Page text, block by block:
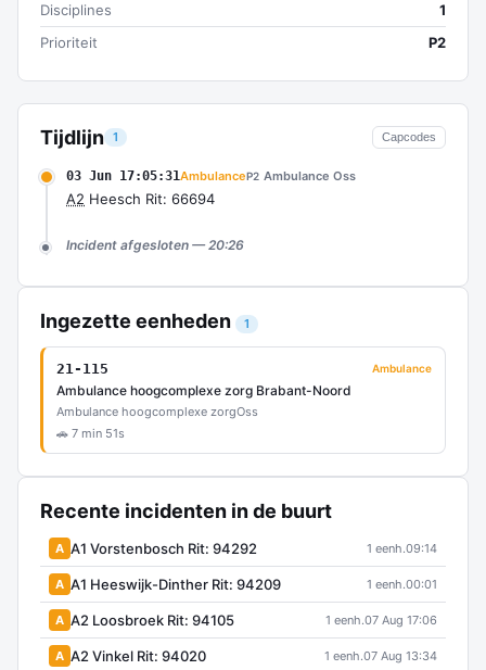
Tijdlijn 1 Capcodes
03 Jun 17:05:31AmbulanceP2 Ambulance Oss
A2 Heesch Rit: 66694
Incident afgesloten — 20:26
Ingezette eenheden 1
21-115 Ambulance
Ambulance hoogcomplexe zorg Brabant-Noord
Ambulance hoogcomplexe zorgOss
🚗 7 min 51s
Recente incidenten in de buurt
A A1 Vorstenbosch Rit: 94292 1 eenh.09:14
A A1 Heeswijk-Dinther Rit: 94209 1 eenh.00:01
A A2 Loosbroek Rit: 94105 1 eenh.07 Aug 17:06
A A2 Vinkel Rit: 94020 1 eenh.07 Aug 13:34
Disciplines
1
Prioriteit
P2